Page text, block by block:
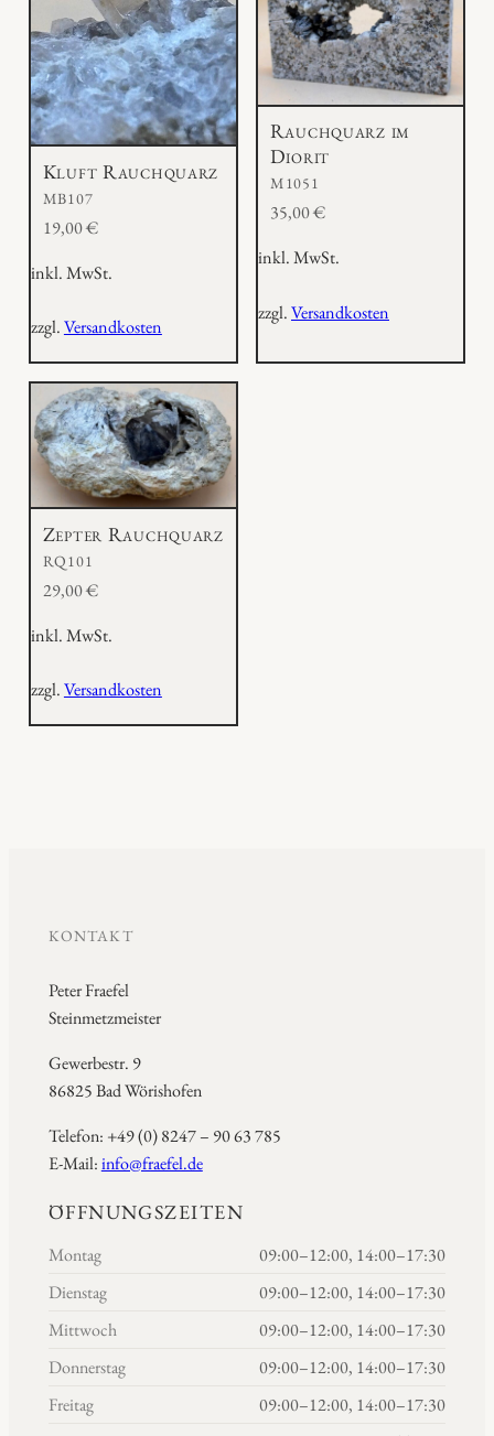
Kluft Rauchquarz
MB107
19,00€
inkl. MwSt.
zzgl.Versandkosten
Rauchquarz im
Diorit
M1051
35,00€
inkl. MwSt.
zzgl.Versandkosten
Zepter Rauchquarz
RQ101
29,00€
inkl. MwSt.
zzgl.Versandkosten
KONTAKT
Peter Fraefel
Steinmetzmeister
Gewerbestr. 9
86825 Bad Wörishofen
Telefon: +49 (0) 8247 – 90 63 785
E-Mail:info@fraefel.de
ÖFFNUNGSZEITEN
Montag
09:00–12:00, 14:00–17:30
Dienstag
09:00–12:00, 14:00–17:30
Mittwoch
09:00–12:00, 14:00–17:30
Donnerstag
09:00–12:00, 14:00–17:30
Freitag
09:00–12:00, 14:00–17:30